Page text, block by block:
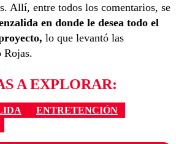
Allí, entre todos los comentarios, se
en donde le desea todo el
lo que levantó las
Rojas.
A EXPLORAR:
ENTRETENCIÓN